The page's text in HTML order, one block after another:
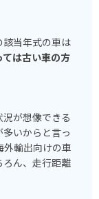
当年式の車は
は古い車の方
が想像できる
いからと言っ
外輸出向けの車
ろん、走行距離